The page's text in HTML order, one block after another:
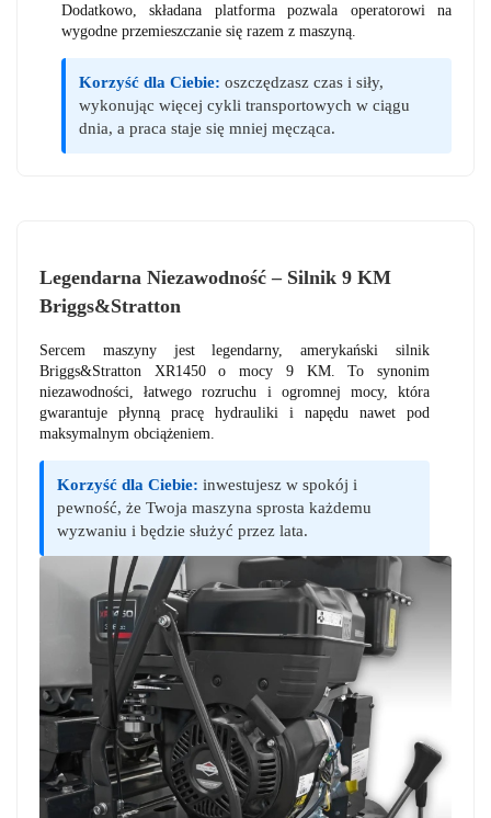
Dodatkowo, składana platforma pozwala operatorowi na
wygodne przemieszczanie się razem z maszyną.
Korzyść dla Ciebie: oszczędzasz czas i siły,
wykonując więcej cykli transportowych w ciągu
dnia, a praca staje się mniej męcząca.
Legendarna Niezawodność – Silnik 9 KM
Briggs&Stratton
Sercem maszyny jest legendarny, amerykański silnik
Briggs&Stratton XR1450 o mocy 9 KM. To synonim
niezawodności, łatwego rozruchu i ogromnej mocy, która
gwarantuje płynną pracę hydrauliki i napędu nawet pod
maksymalnym obciążeniem.
Korzyść dla Ciebie: inwestujesz w spokój i
pewność, że Twoja maszyna sprosta każdemu
wyzwaniu i będzie służyć przez lata.